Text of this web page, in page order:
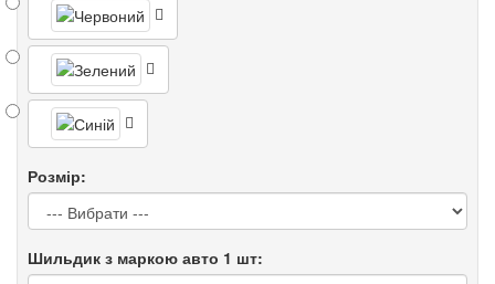
Розмір:
Шильдик з маркою авто 1 шт: